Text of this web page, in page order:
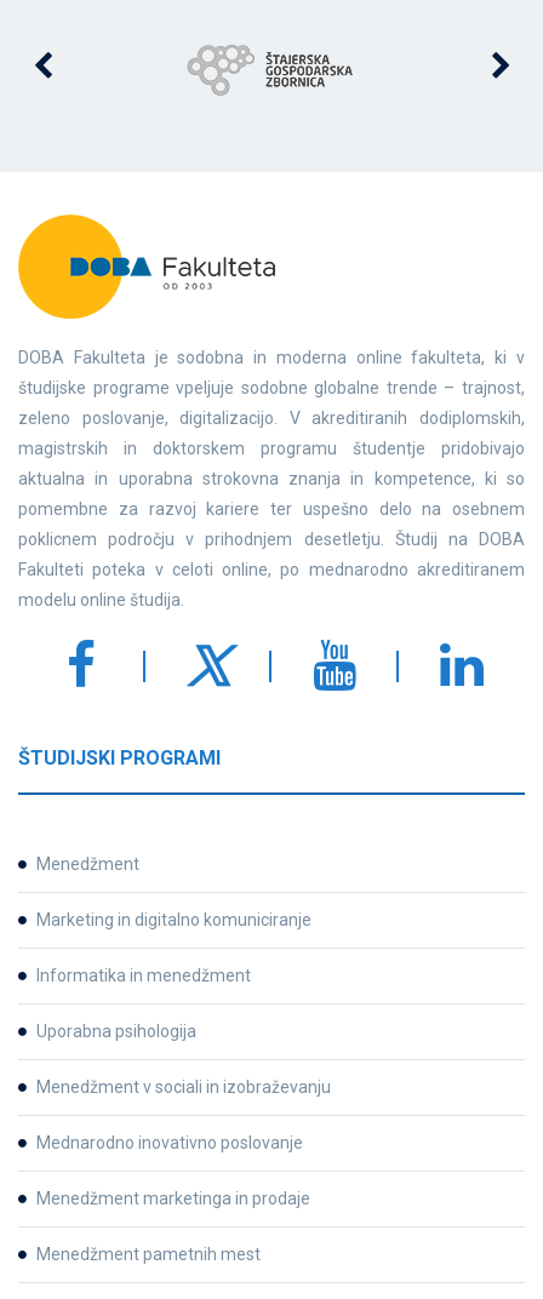
DOBA Fakulteta je sodobna in moderna online fakulteta, ki v
študijske programe vpeljuje sodobne globalne trende – trajnost,
zeleno poslovanje, digitalizacijo. V akreditiranih dodiplomskih,
magistrskih in doktorskem programu študentje pridobivajo
aktualna in uporabna strokovna znanja in kompetence, ki so
pomembne za razvoj kariere ter uspešno delo na osebnem
poklicnem področju v prihodnjem desetletju. Študij na DOBA
Fakulteti poteka v celoti online, po mednarodno akreditiranem
modelu online študija.
ŠTUDIJSKI PROGRAMI
Menedžment
Marketing in digitalno komuniciranje
Informatika in menedžment
Uporabna psihologija
Menedžment v sociali in izobraževanju
Mednarodno inovativno poslovanje
Menedžment marketinga in prodaje
Menedžment pametnih mest